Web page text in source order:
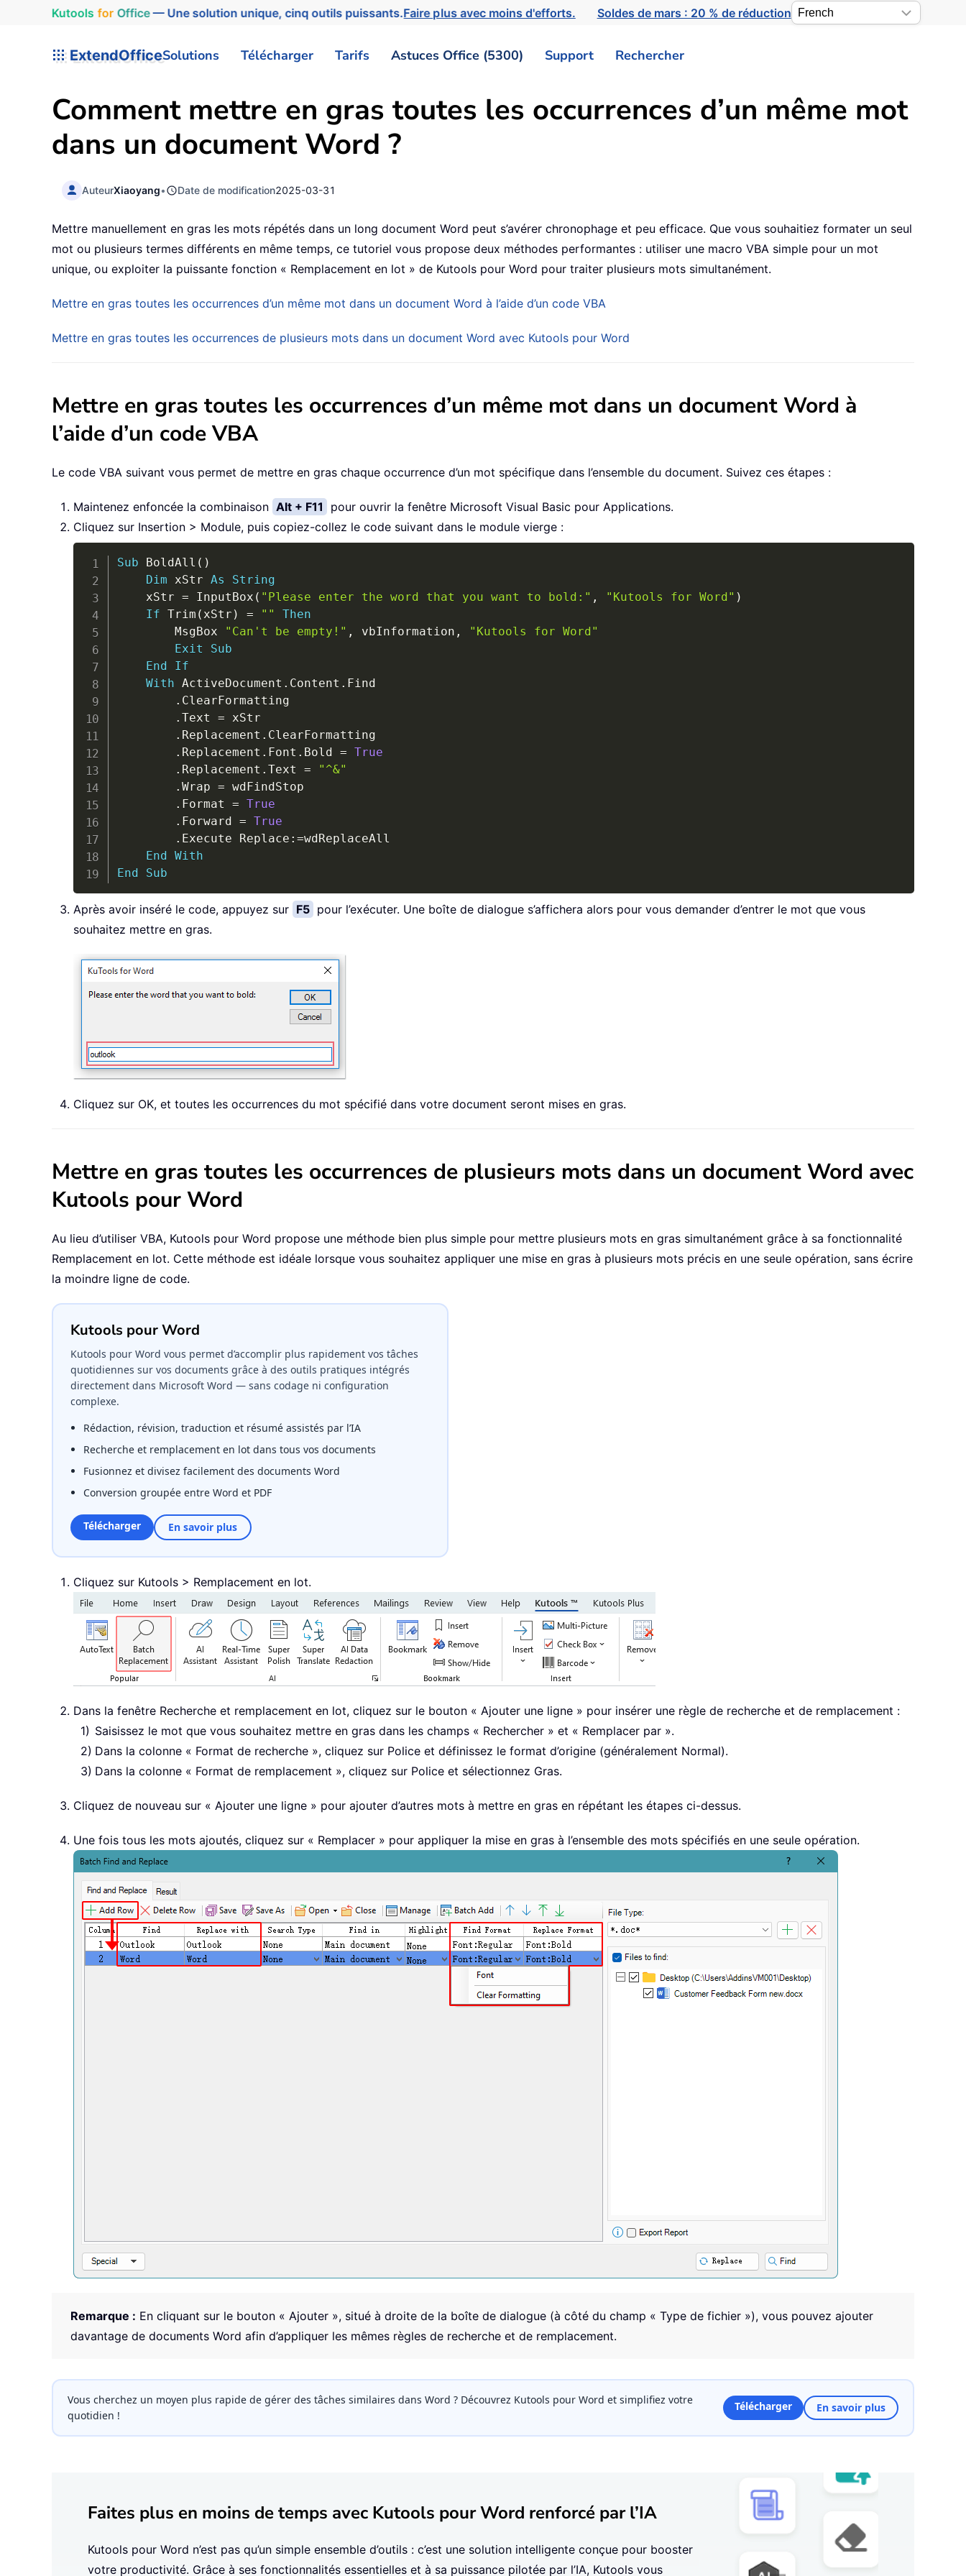
Kutools for Office— Une solution unique, cinq outils puissants.Faire plus avec moins d'efforts. Soldes de mars : 20 % de réduction
ExtendOfficeSolutions Télécharger Tarifs Astuces Office (5300) Support Rechercher
Comment mettre en gras toutes les occurrences d’un même mot
dans un document Word ?
AuteurXiaoyang• Date de modification2025-03-31
Mettre manuellement en gras les mots répétés dans un long document Word peut s’avérer chronophage et peu efficace. Que vous souhaitiez formater un seul
mot ou plusieurs termes différents en même temps, ce tutoriel vous propose deux méthodes performantes : utiliser une macro VBA simple pour un mot
unique, ou exploiter la puissante fonction « Remplacement en lot » de Kutools pour Word pour traiter plusieurs mots simultanément.
Mettre en gras toutes les occurrences d’un même mot dans un document Word à l’aide d’un code VBA
Mettre en gras toutes les occurrences de plusieurs mots dans un document Word avec Kutools pour Word
Mettre en gras toutes les occurrences d’un même mot dans un document Word à
l’aide d’un code VBA
Le code VBA suivant vous permet de mettre en gras chaque occurrence d’un mot spécifique dans l’ensemble du document. Suivez ces étapes :
Maintenez enfoncée la combinaison Alt + F11
pour ouvrir la fenêtre Microsoft Visual Basic pour Applications.
Cliquez sur Insertion > Module, puis copiez-collez le code suivant dans le module vierge :
Sub BoldAll ( )
Dim xStr As
String
    xStr
= InputBox ( "Please enter the word that you want to bold:" , "Kutools for Word" )
If Trim ( xStr ) = ""
Then
        MsgBox
"Can't be empty!" , vbInformation ,
"Kutools for Word"
Exit
Sub
End
If
With ActiveDocument . Content . Find
. ClearFormatting
. Text = xStr
. Replacement . ClearFormatting
. Replacement . Font . Bold = True
. Replacement . Text =
"^&"
. Wrap = wdFindStop
. Format = True
. Forward = True
. Execute Replace : =wdReplaceAll
End
With
End
Sub
Après avoir inséré le code, appuyez sur F5 pour l’exécuter. Une boîte de dialogue s’affichera alors pour vous demander d’entrer le mot que vous
souhaitez mettre en gras.
Cliquez sur OK, et toutes les occurrences du mot spécifié dans votre document seront mises en gras.
Mettre en gras toutes les occurrences de plusieurs mots dans un document Word avec
Kutools pour Word
Au lieu d’utiliser VBA, Kutools pour Word propose une méthode bien plus simple pour mettre plusieurs mots en gras simultanément grâce à sa fonctionnalité
Remplacement en lot. Cette méthode est idéale lorsque vous souhaitez appliquer une mise en gras à plusieurs mots précis en une seule opération, sans écrire
la moindre ligne de code.
Kutools pour Word
Kutools pour Word vous permet d’accomplir plus rapidement vos tâches
quotidiennes sur vos documents grâce à des outils pratiques intégrés
directement dans Microsoft Word — sans codage ni configuration
complexe.
Rédaction, révision, traduction et résumé assistés par l’IA
Recherche et remplacement en lot dans tous vos documents
Fusionnez et divisez facilement des documents Word
Conversion groupée entre Word et PDF
Télécharger En savoir plus
Cliquez sur Kutools > Remplacement en lot.
Dans la fenêtre Recherche et remplacement en lot, cliquez sur le bouton « Ajouter une ligne » pour insérer une règle de recherche et de remplacement :
Saisissez le mot que vous souhaitez mettre en gras dans les champs « Rechercher » et « Remplacer par ».
Dans la colonne « Format de recherche », cliquez sur Police et définissez le format d’origine (généralement Normal).
Dans la colonne « Format de remplacement », cliquez sur Police et sélectionnez Gras.
Cliquez de nouveau sur « Ajouter une ligne » pour ajouter d’autres mots à mettre en gras en répétant les étapes ci-dessus.
Une fois tous les mots ajoutés, cliquez sur « Remplacer » pour appliquer la mise en gras à l’ensemble des mots spécifiés en une seule opération.
Remarque : En cliquant sur le bouton « Ajouter », situé à droite de la boîte de dialogue (à côté du champ « Type de fichier »), vous pouvez ajouter
davantage de documents Word afin d’appliquer les mêmes règles de recherche et de remplacement.
Vous cherchez un moyen plus rapide de gérer des tâches similaires dans Word ? Découvrez Kutools pour Word et simplifiez votre
quotidien !
Télécharger En savoir plus
Faites plus en moins de temps avec Kutools pour Word renforcé par l’IA
Kutools pour Word n’est pas qu’un simple ensemble d’outils : c’est une solution intelligente conçue pour booster
votre productivité. Grâce à ses fonctionnalités essentielles et à sa puissance pilotée par l’IA, Kutools vous